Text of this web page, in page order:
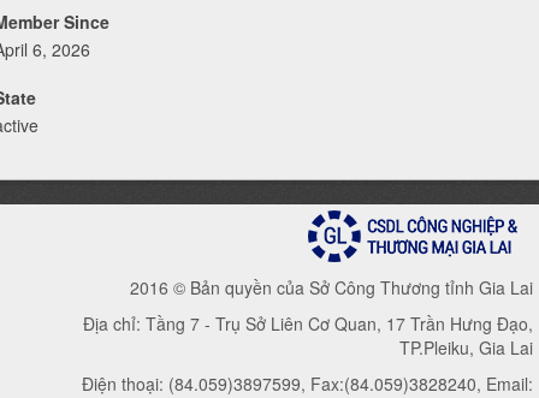
Since
6, 2026
2016 © Bản quyền của Sở Công Thương tỉnh Gia Lai
Địa chỉ: Tầng 7 - Trụ Sở Liên Cơ Quan, 17 Trần Hưng Đạo,
TP.Pleiku, Gia Lai
Điện thoại: (84.059)3897599, Fax:(84.059)3828240, Email: